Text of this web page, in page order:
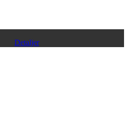
Detaljer